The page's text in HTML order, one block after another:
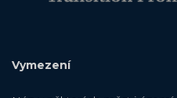
Vymezení